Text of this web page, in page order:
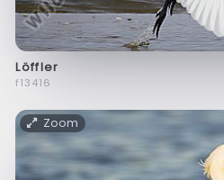
Löffler
f13416
Zoom